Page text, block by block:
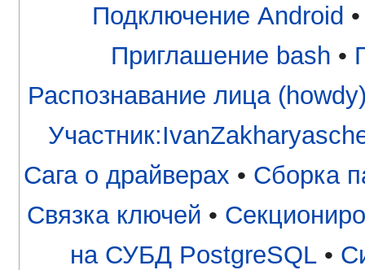
Подключение Android
Приглашение bash •
Распознавание лица
Сага о драйверах • Сборка
Связка ключей •
на СУБД PostgreSQL•